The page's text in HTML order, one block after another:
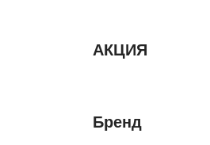
АКЦИЯ
Бренд